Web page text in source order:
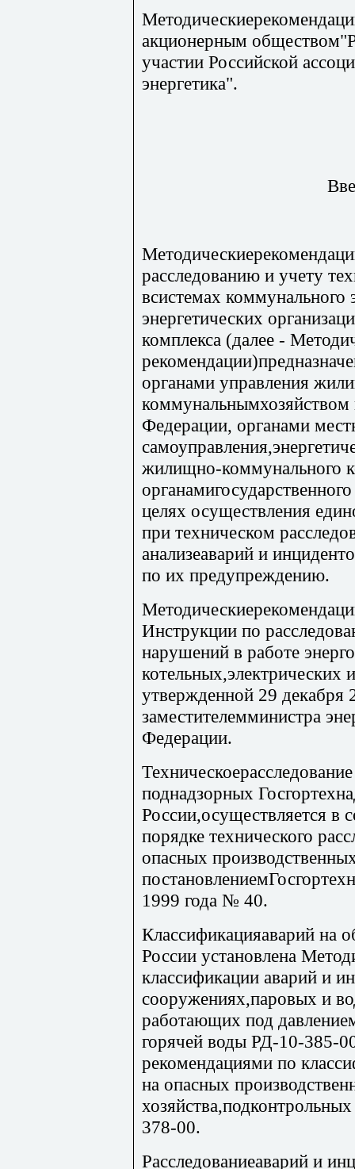
акционерным
участии Российской
энергетика".
расследованию и учету
всистемах коммунального
энергетических
комплекса (далее -
органами управления
коммунальнымхозяйством
Федерации, органами
жилищно-коммунального
целях осуществления
при техническом
анализеаварий и
по их предупреждению.
Инструкции по
нарушений в работе
котельных,электрических
утвержденной 29 декабря
заместителемминистра
Федерации.
поднадзорных
России,осуществляется в
порядке технического
опасных
1999 года № 40.
Классификацияаварий на
России установлена
классификации аварий и
сооружениях,паровых и
работающих под
горячей воды РД-10-385-
рекомендациями по
на опасных
378-00.
Расследованиеаварий и